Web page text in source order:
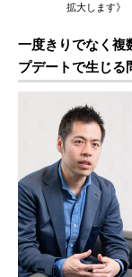
拡大します》
一度きりでなく
プデートで生じる